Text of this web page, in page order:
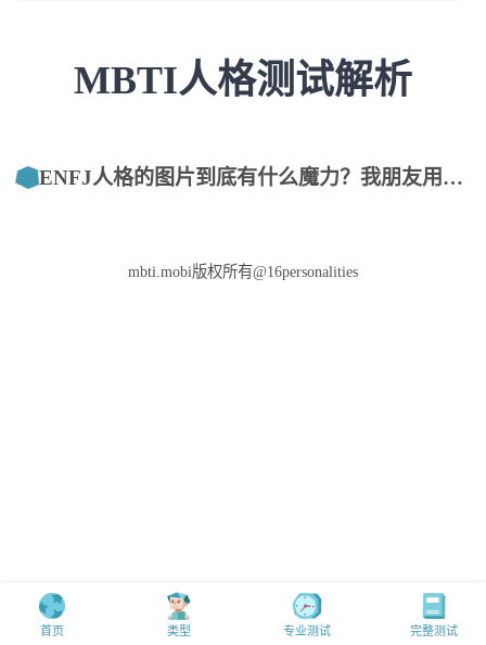
MBTI人格测试解析
ENFJ人格的图片到底有什么魔力？我朋友用亲身经历告诉你答案
mbti.mobi版权所有@16personalities
首页 类型 专业测试 完整测试